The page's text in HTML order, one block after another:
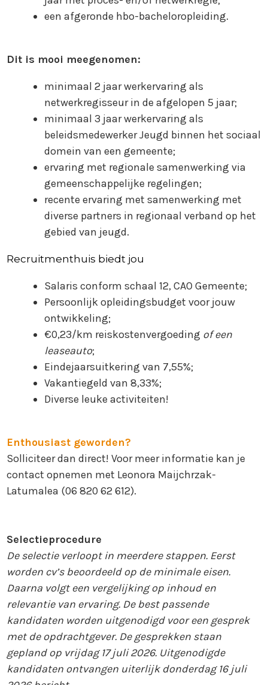
een afgeronde hbo-bacheloropleiding.
Dit is mooi meegenomen:
minimaal 2 jaar werkervaring als
netwerkregisseur in de afgelopen 5 jaar;
minimaal 3 jaar werkervaring als
beleidsmedewerker Jeugd binnen het sociaal
domein van een gemeente;
ervaring met regionale samenwerking via
gemeenschappelijke regelingen;
recente ervaring met samenwerking met
diverse partners in regionaal verband op het
gebied van jeugd.
Recruitmenthuis biedt jou
Salaris conform schaal 12, CAO Gemeente;
Persoonlijk opleidingsbudget voor jouw
ontwikkeling;
€0,23/km reiskostenvergoeding of een
leaseauto;
Eindejaarsuitkering van 7,55%;
Vakantiegeld van 8,33%;
Diverse leuke activiteiten!
Enthousiast geworden?
Solliciteer dan direct! Voor meer informatie kan je
contact opnemen met Leonora Maijchrzak-
Latumalea (06 820 62 612).
Selectieprocedure
De selectie verloopt in meerdere stappen. Eerst
worden cv’s beoordeeld op de minimale eisen.
Daarna volgt een vergelijking op inhoud en
relevantie van ervaring. De best passende
kandidaten worden uitgenodigd voor een gesprek
met de opdrachtgever. De gesprekken staan
gepland op vrijdag 17 juli 2026. Uitgenodigde
kandidaten ontvangen uiterlijk donderdag 16 juli